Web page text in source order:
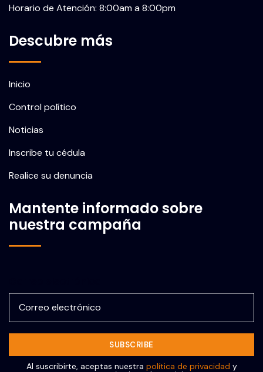
Horario de Atención: 8:00am a 8:00pm
Descubre más
Inicio
Control político
Noticias
Inscribe tu cédula
Realice su denuncia
Mantente informado sobre
nuestra campaña
Al suscribirte, aceptas nuestra política de privacidad y